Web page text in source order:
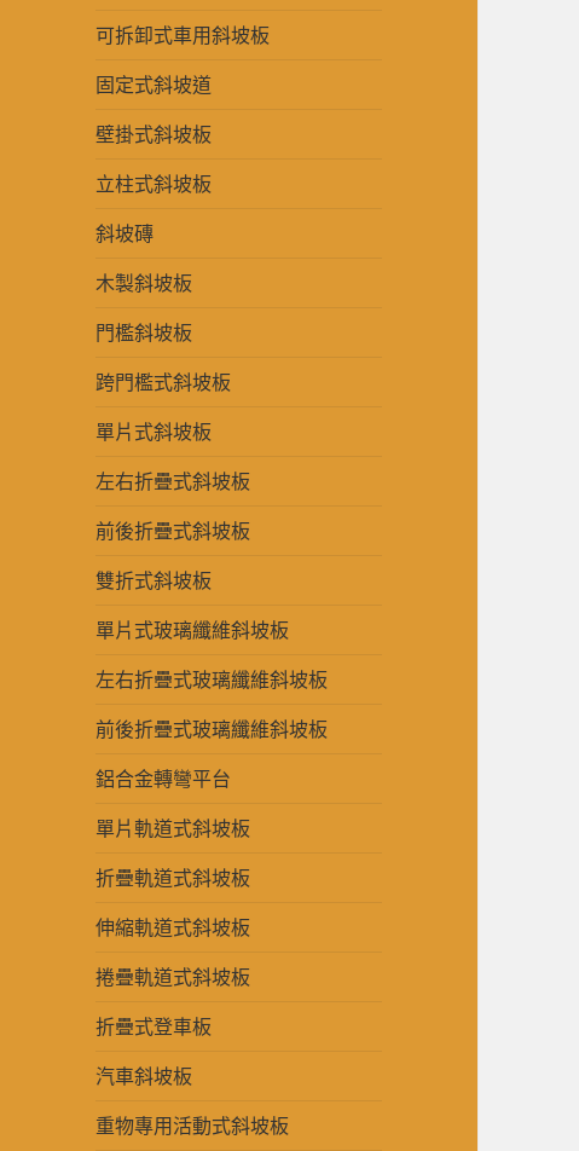
可拆卸式車用斜坡板
固定式斜坡道
壁掛式斜坡板
立柱式斜坡板
斜坡磚
木製斜坡板
門檻斜坡板
跨門檻式斜坡板
單片式斜坡板
左右折疊式斜坡板
前後折疊式斜坡板
雙折式斜坡板
單片式玻璃纖維斜坡板
左右折疊式玻璃纖維斜坡板
前後折疊式玻璃纖維斜坡板
鋁合金轉彎平台
單片軌道式斜坡板
折疊軌道式斜坡板
伸縮軌道式斜坡板
捲疊軌道式斜坡板
折疊式登車板
汽車斜坡板
重物專用活動式斜坡板